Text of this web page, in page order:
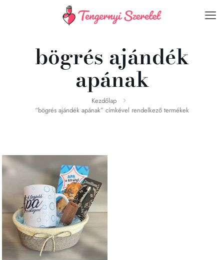
bögrés ajándék
apának
Kezdőlap
“bögrés ajándék apának” címkével rendelkező termékek